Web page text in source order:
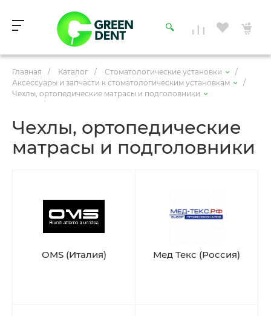
Главная / Каталог / Стоматологические установки
/
Аксессуары и запчасти к стоматологическим установкам
/
Чехлы, ортопедические матрасы и подголовники
Чехлы, ортопедические
матрасы и подголовники
OMS (Италия) Мед Текс (Россия)